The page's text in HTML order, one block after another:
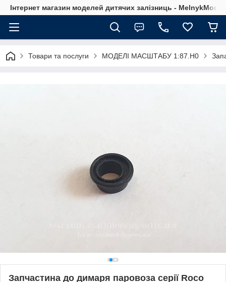
Інтернет магазин моделей дитячих залізниць -
Товари та послуги МОДЕЛІ МАСШТАБУ 1:87.H0
Запчастина до димаря паровоза серії Roco